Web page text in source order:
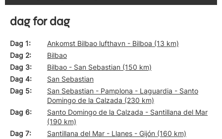
dag for dag
Dag 1
Ankomst Bilbao lufthavn - Bilboa (13 km)
Dag 2
Bilbao
Dag 3
Bilbao - San Sebastian (150 km)
Dag 4
San Sebastian
Dag 5
San Sebastian - Pamplona - Laguardia - Santo
Domingo de la Calzada (230 km)
Dag 6
Santo Domingo de la Calzada - Santillana del Mar
(190 km)
Dag 7
Santillana del Mar - Llanes - Gijón (160 km)